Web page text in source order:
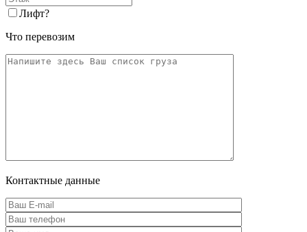
Лифт?
Что перевозим
Контактные данные